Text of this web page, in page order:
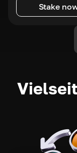
Stake